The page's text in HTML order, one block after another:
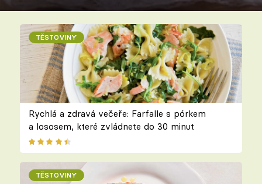
TĚSTOVINY
Rychlá a zdravá večeře: Farfalle s pórkem
a lososem, které zvládnete do 30 minut
TĚSTOVINY